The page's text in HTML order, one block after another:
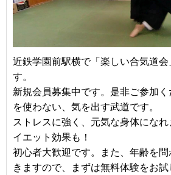
近鉄学園前駅横で「楽しい合気道
す。
新規会員募集中です。是非ご参加
を使わない、気を出す武道です。
ストレスに強く、元気な身体にな
イエット効果も！
初心者大歓迎です。また、年齢を
きますので、まずは無料体験をお試